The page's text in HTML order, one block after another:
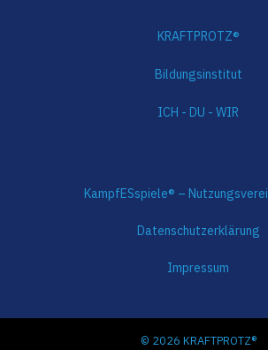
KRAFTPROTZ®
Bildungsinstitut
ICH - DU - WIR
KampfESspiele® –
Datenschutzerklärung
Impressum
© 2026 KRAFTPROTZ®